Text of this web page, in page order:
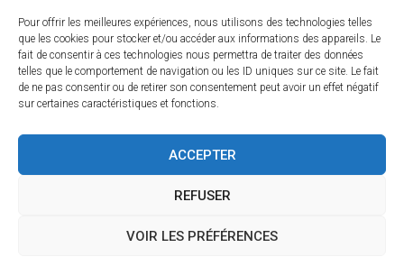
Pour offrir les meilleures expériences, nous utilisons des technologies telles
que les cookies pour stocker et/ou accéder aux informations des appareils. Le
fait de consentir à ces technologies nous permettra de traiter des données
telles que le comportement de navigation ou les ID uniques sur ce site. Le fait
de ne pas consentir ou de retirer son consentement peut avoir un effet négatif
sur certaines caractéristiques et fonctions.
ACCEPTER
REFUSER
VOIR LES PRÉFÉRENCES
Email